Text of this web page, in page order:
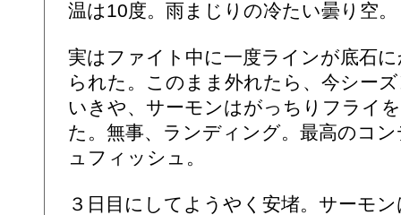
温は10度。雨まじりの冷たい曇り空。
実はファイト中に一度ラインが底石
られた。このまま外れたら、今シー
いきや、サーモンはがっちりフライ
た。無事、ランディング。最高のコ
ュフィッシュ。
３日目にしてようやく安堵。サーモ